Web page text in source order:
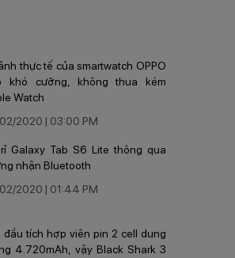
thực tế của smartwatch OPPO
khó cưỡng, không thua kém
Watch
2020 | 03:00 PM
Galaxy Tab S6 Lite thông qua
nhận Bluetooth
2020 | 01:44 PM
đầu tích hợp viên pin 2 cell dung
4.720mAh, vậy Black Shark 3